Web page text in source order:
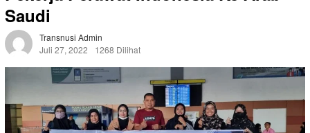
Saudi
Transnusi Admin
Juli 27, 2022
1268 Dilihat